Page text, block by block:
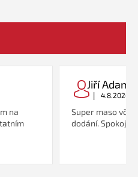
na
Jiří
| 4.8.2026
Super maso
dodání.